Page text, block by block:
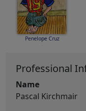
Penelope Cruz
Professional
Name
Pascal Kirchmair